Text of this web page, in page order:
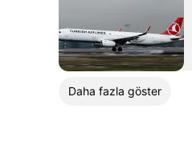
Daha fazla göster